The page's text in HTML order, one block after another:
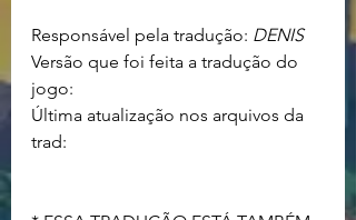
Responsável pela tradução: DENIS
Versão que foi feita a tradução do
jogo:
Última atualização nos arquivos da
trad: